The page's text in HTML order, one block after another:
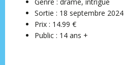
Sortie : 18 septembre 2024
Prix : 14.99 €
Public : 14 ans +